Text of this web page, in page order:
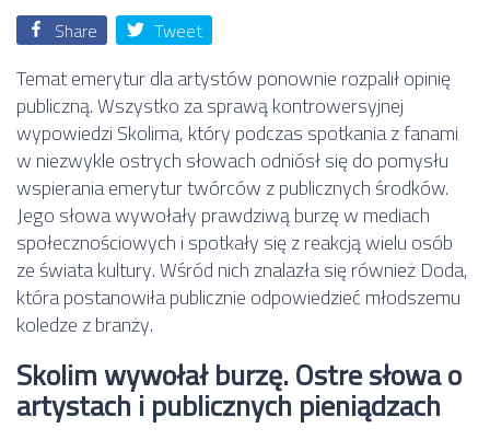
Share Tweet
Temat emerytur dla artystów ponownie rozpalił opinię
publiczną. Wszystko za sprawą kontrowersyjnej
wypowiedzi Skolima, który podczas spotkania z fanami
w niezwykle ostrych słowach odniósł się do pomysłu
wspierania emerytur twórców z publicznych środków.
Jego słowa wywołały prawdziwą burzę w mediach
społecznościowych i spotkały się z reakcją wielu osób
ze świata kultury. Wśród nich znalazła się również Doda,
która postanowiła publicznie odpowiedzieć młodszemu
koledze z branży.
Skolim wywołał burzę. Ostre słowa o
artystach i publicznych pieniądzach